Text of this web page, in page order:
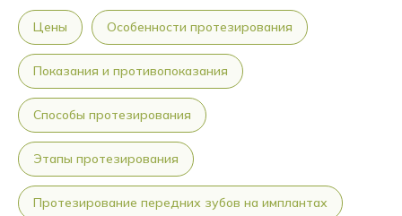
Цены Особенности протезирования
Показания и противопоказания
Способы протезирования
Этапы протезирования
Протезирование передних зубов на имплантах